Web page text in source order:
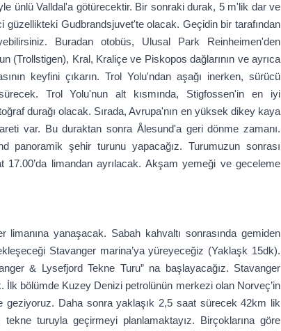
ünlü Valldal'a götürecektir. Bir sonraki durak, 5 m'lik dar ve
Gudbrandsjuvet'te olacak. Geçidin bir tarafından
Buradan otobüs, Ulusal Park Reinheimen'den
(Trollstigen), Kral, Kraliçe ve Piskopos dağlarının ve ayrıca
keyfini çıkarın. Trol Yolu'ndan aşağı inerken, sürücü
Trol Yolu'nun alt kısmında, Stigfossen'in en iyi
durağı olacak. Sırada, Avrupa'nın en yüksek dikey kaya
var. Bu duraktan sonra Ålesund'a geri dönme zamanı.
panoramik şehir turunu yapacağız. Turumuzun sonrası
limandan ayrılacak. Akşam yemeği ve geceleme
limanına yanaşacak. Sabah kahvaltı sonrasında gemiden
Stavanger marina’ya yüreyeceğiz (Yaklaşk 15dk).
& Lysefjord Tekne Turu” na başlayacağız. Stavanger
İlk bölümde Kuzey Denizi petrolünün merkezi olan Norveç’in
geziyoruz. Daha sonra yaklaşık 2,5 saat sürecek 42km lik
tekne turuyla geçirmeyi planlamaktayız. Birçoklarına göre